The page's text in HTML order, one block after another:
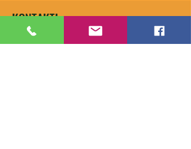
KONTAKTI
Veikals / E-veikals